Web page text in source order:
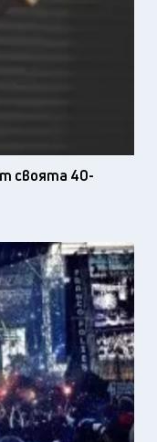
своята 40-